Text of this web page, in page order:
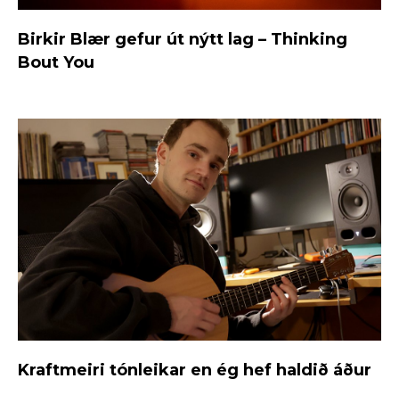
Birkir Blær gefur út nýtt lag – Thinking
Bout You
Kraftmeiri tónleikar en ég hef haldið áður